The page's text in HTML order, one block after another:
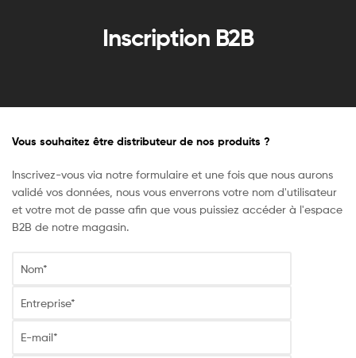
sillin
necesidad
Inscription B2B
Vous souhaitez être distributeur de nos produits ?
Inscrivez-vous via notre formulaire et une fois que nous aurons
validé vos données, nous vous enverrons votre nom d'utilisateur
et votre mot de passe afin que vous puissiez accéder à l'espace
B2B de notre magasin.